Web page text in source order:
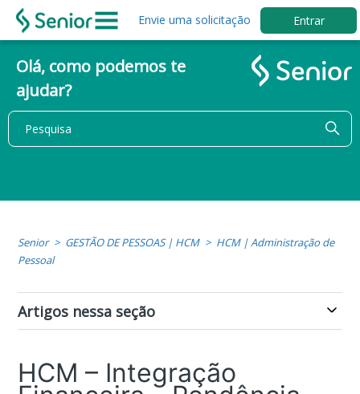
Envie uma solicitação Entrar
Olá, como podemos te
ajudar?
Senior GESTÃO DE PESSOAS | HCM
HCM | Administração de
Pessoal
Artigos nessa seção
HCM – Integração